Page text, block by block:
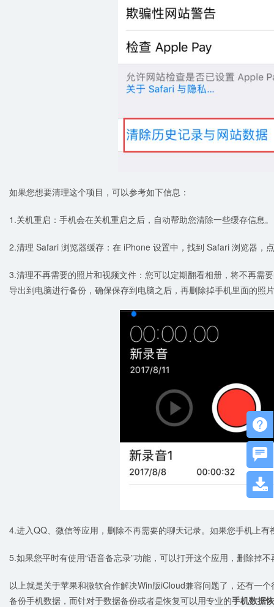
如果您想要清理这个项目，可以参考如下信息：
1.关机重启：手机会在关机重启之后，自动帮助您清除一些缓存信息。
2.清理 Safari 浏览器缓存：在 iPhone 设置中，找到 Safari 浏览器，
3.清理不再需要的照片和视频文件：您可以定期翻看相册，将不再需
导出到电脑进行备份，确保保存到电脑之后，再删除掉手机里面的照
4.进入QQ、微信等应用，删除不再需要的聊天记录。如果您手机上
5.如果您平时有使用“语音备忘录”功能，可以打开这个应用，删除掉
以上就是关于苹果和微软合作解决Win版iCloud兼容问题了，还有一
备份手机数据，而针对于数据备份或者是恢复可以用专业的手机数据


